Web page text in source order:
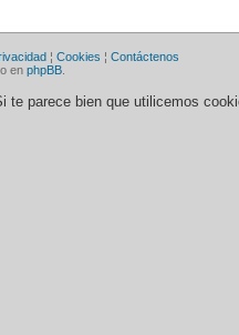
¦ Cookies ¦ Contáctenos
en phpBB
parece bien que utilicemos